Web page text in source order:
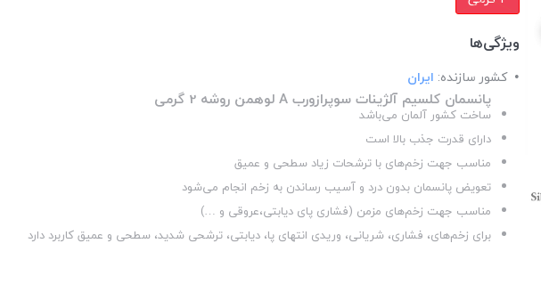
ویژگی‌ها
کشور سازنده: ایران
پانسمان کلسیم آلژینات سوپرازوربA لوهمن روشه 2 گرمی
ساخت کشور آلمان می‌باشد
دارای قدرت جذب بالا است
مناسب جهت زخم‌های با ترشحات زیاد سطحی و عمیق
تعویض پانسمان بدون درد و آسیب رساندن به زخم انجام می‌شود
مناسب جهت زخم‌های مزمن (فشاری پای دیابتی،عروقی و …)
برای زخم‌های، فشاری، شریانی، وریدی انتهای پا، دیابتی، ترشحی شدید، سطحی و عمیق کاربرد دارد